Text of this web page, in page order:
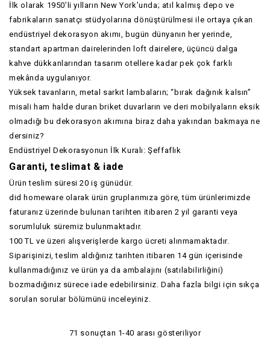
İlk olarak 1950’li yılların New York’unda; atıl kalmış depo ve
fabrikaların sanatçı stüdyolarına dönüştürülmesi ile ortaya çıkan
endüstriyel dekorasyon akımı, bugün dünyanın her yerinde,
standart apartman dairelerinden loft dairelere, üçüncü dalga
kahve dükkanlarından tasarım otellere kadar pek çok farklı
mekânda uygulanıyor.
Yüksek tavanların, metal sarkıt lambaların; “bırak dağınık kalsın”
misali ham halde duran briket duvarların ve deri mobilyaların eksik
olmadığı bu dekorasyon akımına biraz daha yakından bakmaya ne
dersiniz?
Endüstriyel Dekorasyonun İlk Kuralı: Şeffaflık
Garanti, teslimat & iade
Ürün teslim süresi 20 iş günüdür.
did homeware olarak ürün gruplarımıza göre, tüm ürünlerimizde
faturanız üzerinde bulunan tarihten itibaren 2 yıl garanti veya
sorumluluk süremiz bulunmaktadır.
100 TL ve üzeri alışverişlerde kargo ücreti alınmamaktadır.
Siparişinizi, teslim aldığınız tarihten itibaren 14 gün içerisinde
kullanmadığınız ve ürün ya da ambalajını (satılabilirliğini)
bozmadığınız sürece iade edebilirsiniz. Daha fazla bilgi için sıkça
sorulan sorular bölümünü inceleyiniz.
71 sonuçtan 1-40 arası gösteriliyor